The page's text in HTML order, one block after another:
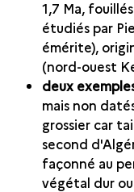
1,7 Ma,
étudiés par
émérite),
(nord-ouest
deux
mais non
grossier car
second
façonné au
végétal dur